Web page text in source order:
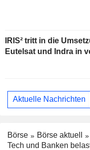
IRIS² tritt in die
Eutelsat und Indra in
Aktuelle Nachrichten
Börse Börse aktuell
Tech und Banken